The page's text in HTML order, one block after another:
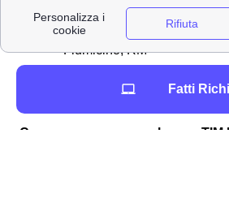
9119. Gli indirizzi postali di TIM
Mobile - Casella Postale
Fiumicino, RM
Fiumicino, RM
Come sporgere un reclamo a TIM
Fatti